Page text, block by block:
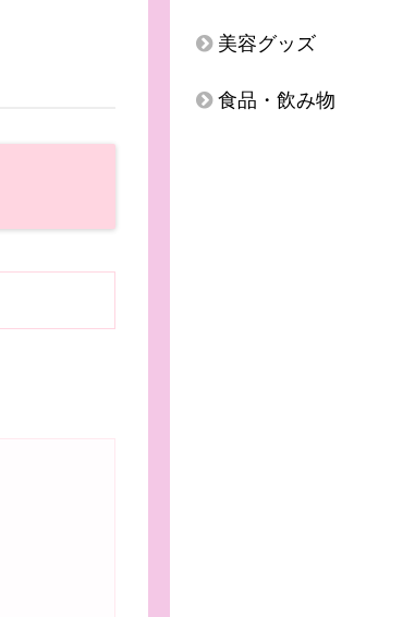
美容グッズ
食品・飲み物